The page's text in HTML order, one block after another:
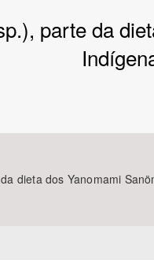
parte da
dieta dos Yanomami